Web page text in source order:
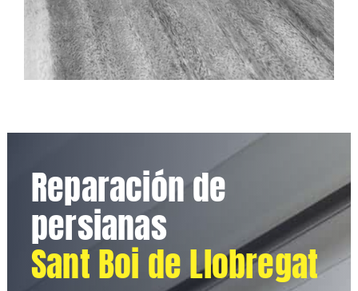
Reparación de
persianas
Sant Boi de Llobregat